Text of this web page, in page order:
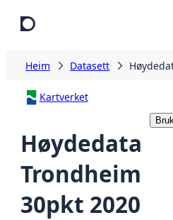
Heim Datasett
Kartverket
Høydedata
Trondheim
30pkt 2020